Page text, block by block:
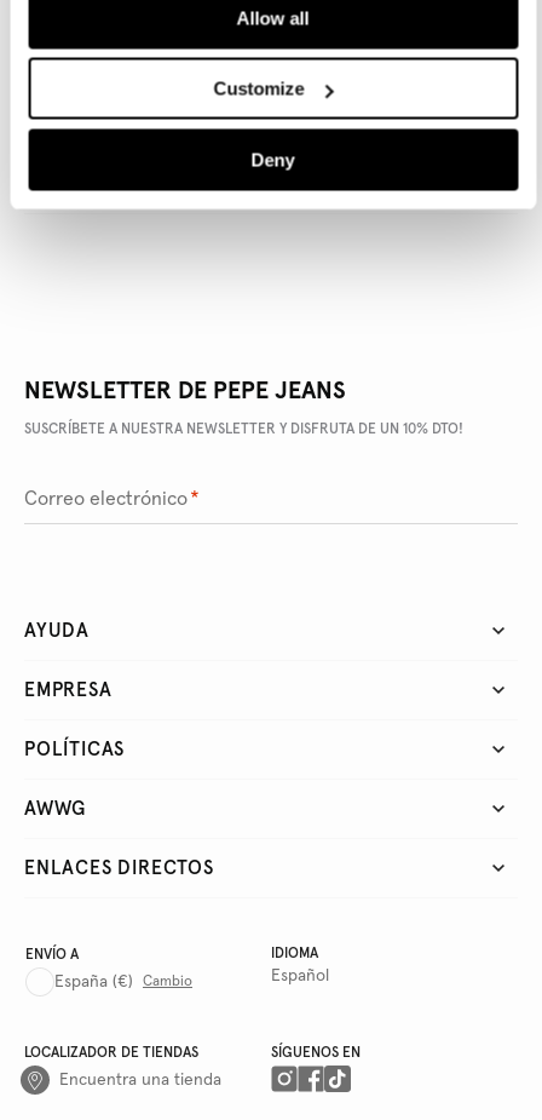
Allow all
Customize
Deny
DETALLES DEL PRODUCTO
ENVÍO Y DEVOLUCIONES
NEWSLETTER DE PEPE JEANS
SUSCRÍBETE A NUESTRA NEWSLETTER Y DISFRUTA DE UN 10% DTO!
Correo electrónico*
AYUDA
EMPRESA
POLÍTICAS
AWWG
ENLACES DIRECTOS
ENVÍO A
España (€) Cambio
IDIOMA
Español
LOCALIZADOR DE TIENDAS
Encuentra una tienda
SÍGUENOS EN